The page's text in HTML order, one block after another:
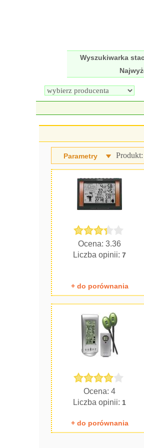
Wyszukiwarka
Parametry
Ocena: 3.36
Liczba opinii:7
+ do porównania
Ocena: 4
Liczba opinii: 1
+ do porównania